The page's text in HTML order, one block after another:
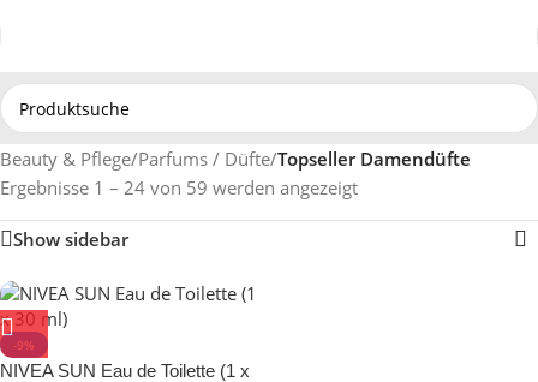
Beauty & Pflege/Parfums / Düfte/Topseller Damendüfte
Ergebnisse 1 – 24 von 59 werden angezeigt
Show sidebar
-9%
NIVEA SUN Eau de Toilette (1 x